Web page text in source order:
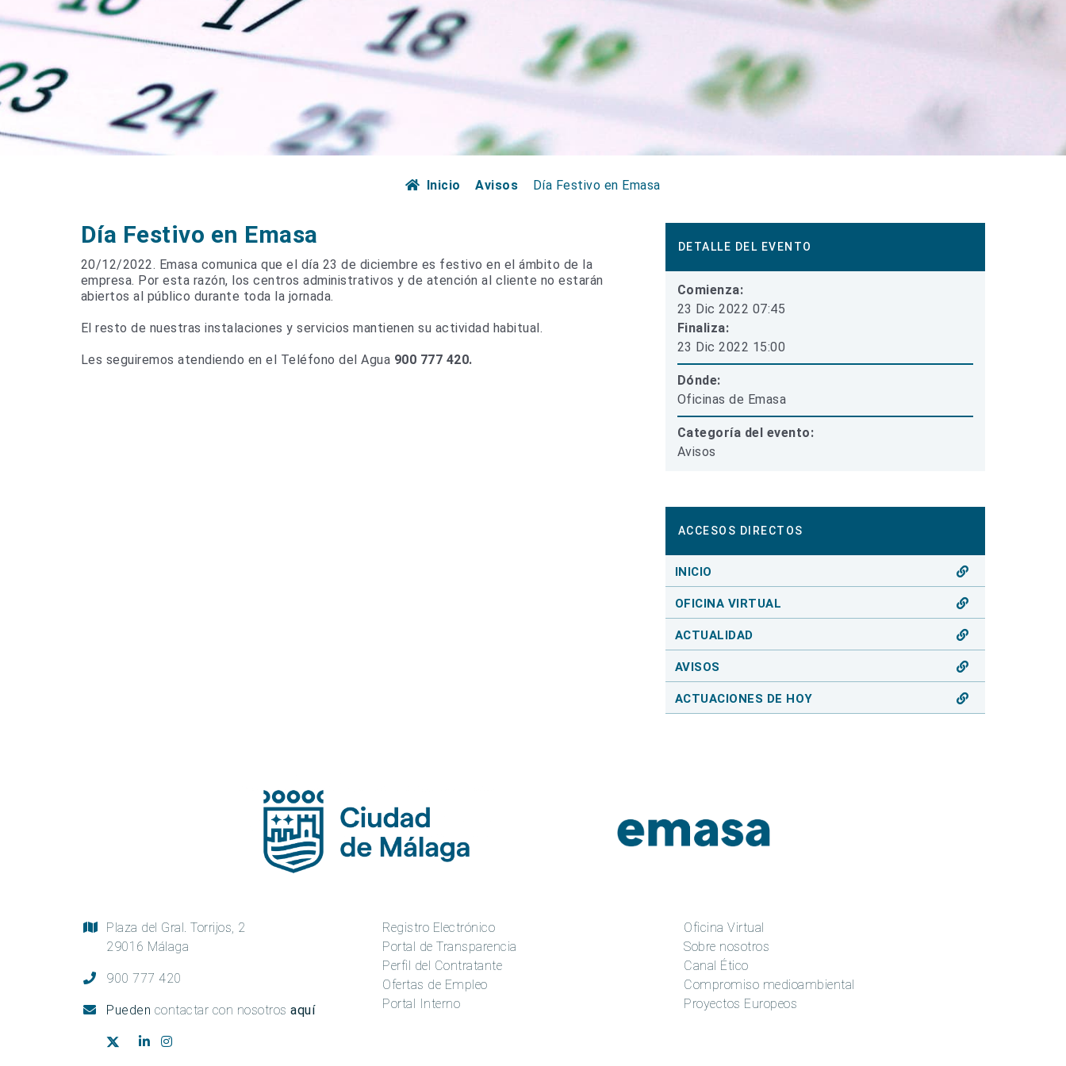
Inicio Avisos Día Festivo en Emasa
Día Festivo en Emasa
20/12/2022. Emasa comunica que el día 23 de diciembre es festivo en el ámbito de la
empresa. Por esta razón, los centros administrativos y de atención al cliente no estarán
abiertos al público durante toda la jornada.
El resto de nuestras instalaciones y servicios mantienen su actividad habitual.
Les seguiremos atendiendo en el Teléfono del Agua 900 777 420.
DETALLE DEL EVENTO
Comienza:
23 Dic 2022 07:45
Finaliza:
23 Dic 2022 15:00
Dónde:
Oficinas de Emasa
Categoría del evento:
Avisos
ACCESOS DIRECTOS
INICIO
OFICINA VIRTUAL
ACTUALIDAD
AVISOS
ACTUACIONES DE HOY
Plaza del Gral. Torrijos, 2
29016 Málaga
900 777 420
Pueden contactar con nosotros aquí
Registro Electrónico
Portal de Transparencia
Perfil del Contratante
Ofertas de Empleo
Portal Interno
Oficina Virtual
Sobre nosotros
Canal Ético
Compromiso medioambiental
Proyectos Europeos